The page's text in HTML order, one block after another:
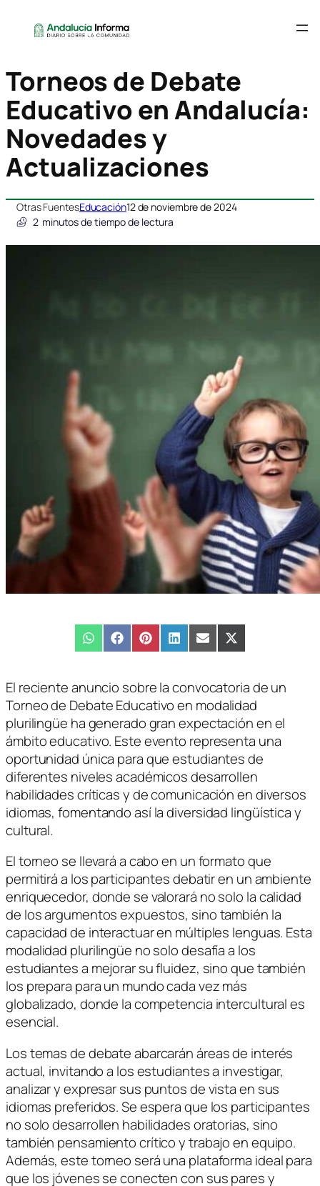
Torneos de Debate
Educativo en Andalucía:
Novedades y
Actualizaciones
Otras FuentesEducación12 de noviembre de 2024
2 minutos de tiempo de lectura
Compartir
en
WhatsAppCompartir
en
FacebookCompartir
en
PinterestCompartir
en
LinkedInCompartir
en
EmailCompartir
en
X
(Twitter)
El reciente anuncio sobre la convocatoria de un
Torneo de Debate Educativo en modalidad
plurilingüe ha generado gran expectación en el
ámbito educativo. Este evento representa una
oportunidad única para que estudiantes de
diferentes niveles académicos desarrollen
habilidades críticas y de comunicación en diversos
idiomas, fomentando así la diversidad lingüística y
cultural.
El torneo se llevará a cabo en un formato que
permitirá a los participantes debatir en un ambiente
enriquecedor, donde se valorará no solo la calidad
de los argumentos expuestos, sino también la
capacidad de interactuar en múltiples lenguas. Esta
modalidad plurilingüe no solo desafía a los
estudiantes a mejorar su fluidez, sino que también
los prepara para un mundo cada vez más
globalizado, donde la competencia intercultural es
esencial.
Los temas de debate abarcarán áreas de interés
actual, invitando a los estudiantes a investigar,
analizar y expresar sus puntos de vista en sus
idiomas preferidos. Se espera que los participantes
no solo desarrollen habilidades oratorias, sino
también pensamiento crítico y trabajo en equipo.
Además, este torneo será una plataforma ideal para
que los jóvenes se conecten con sus pares y